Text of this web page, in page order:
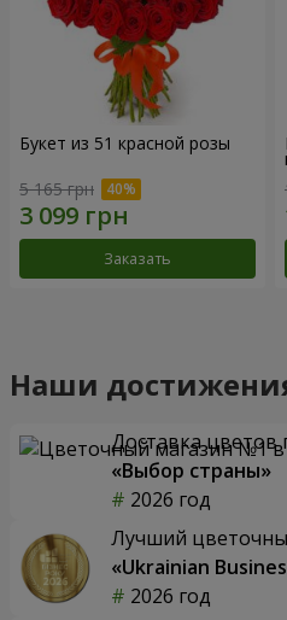
Букет из 51 красной розы
5 165 грн
Заказать
Наши
Доставка цветов
«Выбор страны»
2026 год
Лучший
«Ukrainian
2026 год